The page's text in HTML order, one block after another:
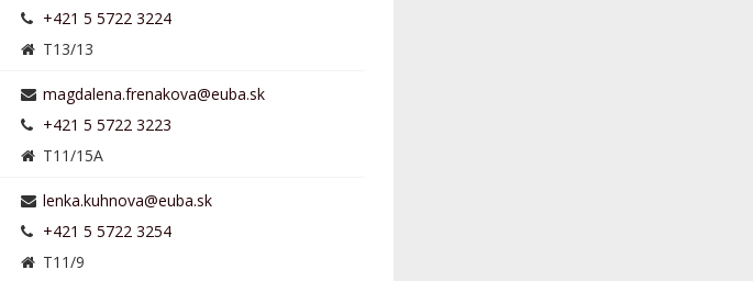
+421 5 5722 3224
T13/13
+421 5 5722 3223
T11/15A
+421 5 5722 3254
T11/9